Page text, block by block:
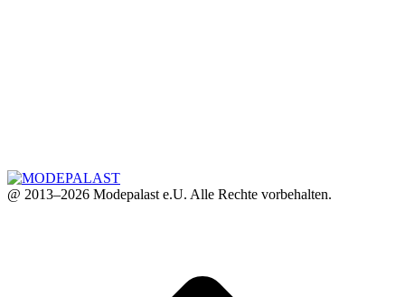
@ 2013–2026 Modepalast e.U. Alle Rechte vorbehalten.